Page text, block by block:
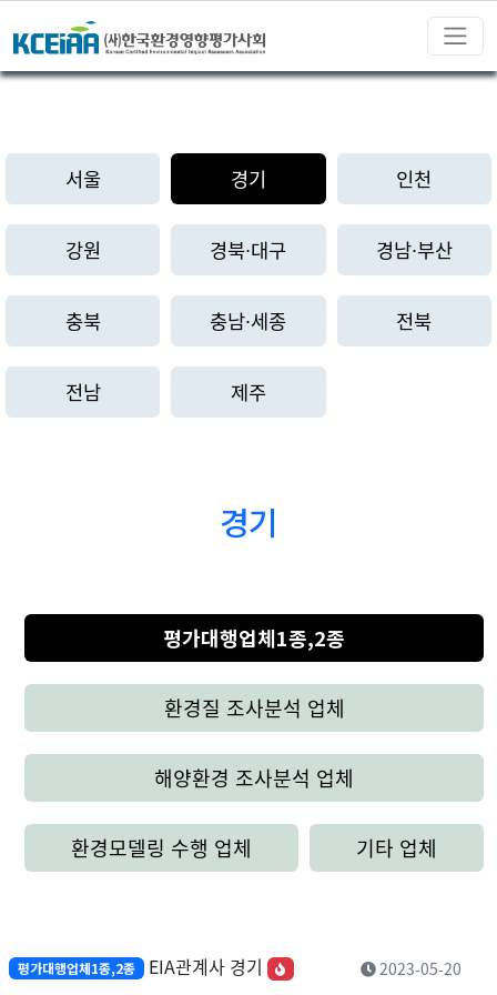
서울 경기 인천
강원 경북∙대구 경남∙부산
충북 충남∙세종 전북
전남 제주
경기
평가대행업체1종,2종
환경질 조사분석 업체
해양환경 조사분석 업체
환경모델링 수행 업체 기타 업체
평가대행업체1종,2종 EIA관계사 경기 2023-05-20